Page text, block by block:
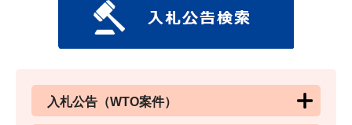
入札公告（WTO案件）